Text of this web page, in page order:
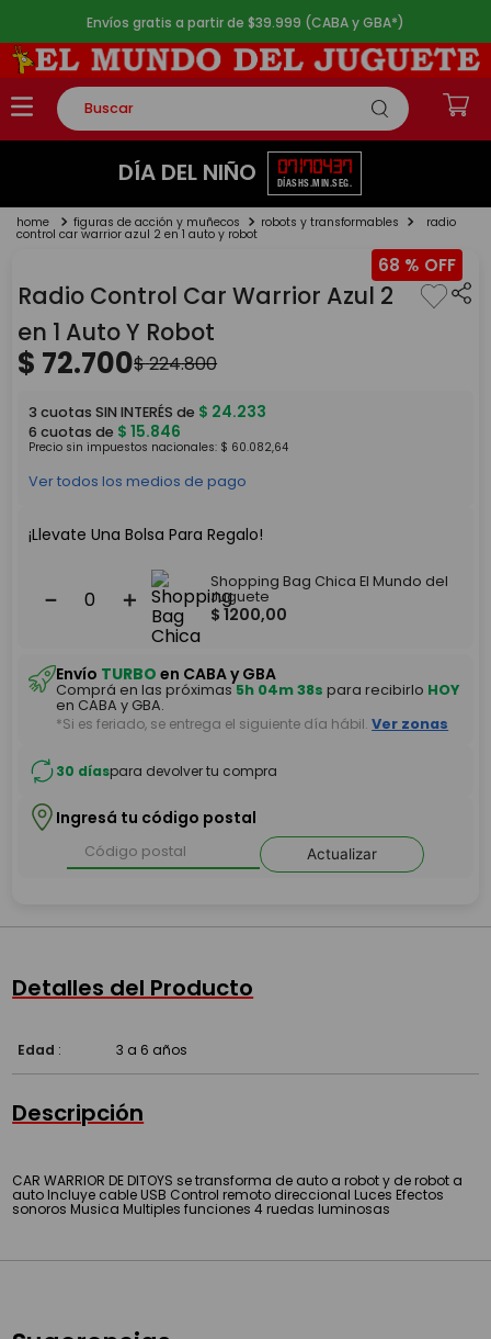
Envíos gratis a partir de $39.999 (CABA y GBA*)
Buscar
TÉRMINOS MÁS BUSCADOS
2.
lego
4.
monopatin
5. toy story
DÍA DEL NIÑO 07
DÍAS
17
HS.
04
MIN.
37
SEG.
figuras de acción y muñecos robots y transformables radio
control car warrior azul 2 en 1 auto y robot
68 %
Radio Control Car Warrior Azul 2
en 1 Auto Y Robot
$ 72.700$224.800
3 cuotas SIN INTERÉS de $ 24.233
6 cuotas de $ 15.846
Precio sin impuestos nacionales: $ 60.082,64
Ver todos los medios de pago
¡Llevate Una Bolsa Para Regalo!
＋
－
Shopping Bag Chica El Mundo del
Juguete
$ 1200,00
Envío TURBO en CABA y GBA
Comprá en las próximas5h 04m 38s para recibirlo HOY
en CABA y GBA.
*Si es feriado, se entrega el siguiente día hábil. Ver zonas
30 díaspara devolver tu compra
Ingresá tu código postal
Actualizar
Detalles del Producto
Edad : 3 a 6 años
Descripción
CAR WARRIOR DE DITOYS se transforma de auto a robot y de robot a
auto Incluye cable USB Control remoto direccional Luces Efectos
sonoros Musica Multiples funciones 4 ruedas luminosas